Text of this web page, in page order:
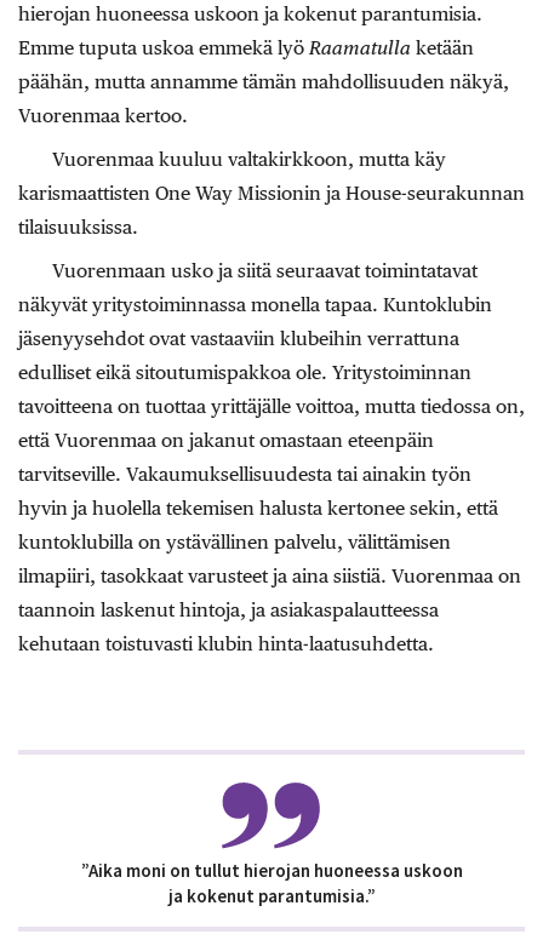
hierojan huoneessa uskoon ja kokenut parantumisia.
Emme tuputa uskoa emmekä lyö Raamatulla ketään
päähän, mutta annamme tämän mahdollisuuden näkyä,
Vuorenmaa kertoo.
Vuorenmaa kuuluu valtakirkkoon, mutta käy
karismaattisten One Way Missionin ja House-seurakunnan
tilaisuuksissa.
Vuorenmaan usko ja siitä seuraavat toimintatavat
näkyvät yritystoiminnassa monella tapaa. Kuntoklubin
jäsenyysehdot ovat vastaaviin klubeihin verrattuna
edulliset eikä sitoutumispakkoa ole. Yritystoiminnan
tavoitteena on tuottaa yrittäjälle voittoa, mutta tiedossa on,
että Vuorenmaa on jakanut omastaan eteenpäin
tarvitseville. Vakaumuksellisuudesta tai ainakin työn
hyvin ja huolella tekemisen halusta kertonee sekin, että
kuntoklubilla on ystävällinen palvelu, välittämisen
ilmapiiri, tasokkaat varusteet ja aina siistiä. Vuorenmaa on
taannoin laskenut hintoja, ja asiakaspalautteessa
kehutaan toistuvasti klubin hinta-laatusuhdetta.
”Aika moni on tullut hierojan huoneessa uskoon
ja kokenut parantumisia.”